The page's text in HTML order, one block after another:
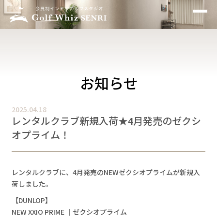
お知らせ
料金プラン
アクセス
お問い合わせ
よくあるご質問
お知らせ
2025.04.18
レンタルクラブ新規入荷★4月発売のゼクシ
オプライム！
レンタルクラブに、4月発売のNEWゼクシオプライムが新規入
荷しました。
【DUNLOP】
NEW XXIO PRIME ｜ゼクシオプライム